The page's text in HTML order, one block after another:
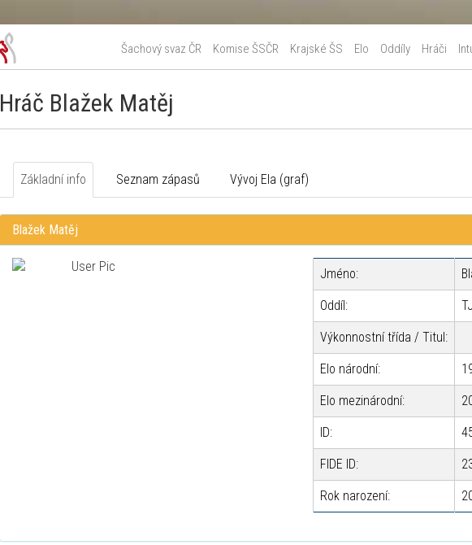
Šachový svaz ČR Komise ŠSČR Krajské ŠS Elo Oddíly Hráči
Hráč Blažek Matěj
Základní info Seznam zápasů Vývoj Ela (graf)
Blažek Matěj
Jméno:
Oddíl:
Výkonnostní třída / Titul:
Elo národní:
Elo mezinárodní:
ID:
FIDE ID:
Rok narození: